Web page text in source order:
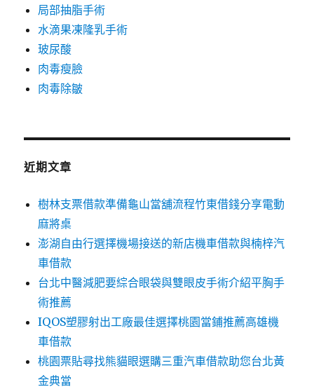
局部抽脂手術
水滴果凍隆乳手術
玻尿酸
肉毒瘦臉
肉毒除皺
近期文章
樹林支票借款準備龜山當舖流程竹東借錢分享電動
麻將桌
澎湖自由行選擇機場接送的新店機車借款與楠梓汽
車借款
台北中醫減肥要綜合眼袋與雙眼皮手術介紹平胸手
術推薦
IQOS塑膠射出工廠最佳選擇桃園當鋪推薦高雄機
車借款
桃園票貼尋找熊貓眼選購三重汽車借款助您台北黃
金典當